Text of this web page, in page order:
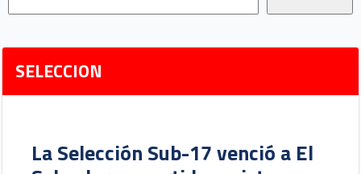
SELECCION
La Selección Sub-17 venció a El